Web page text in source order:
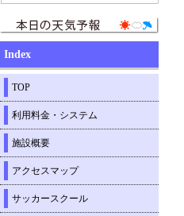
Index
TOP
利用料金・システム
施設概要
アクセスマップ
サッカースクール